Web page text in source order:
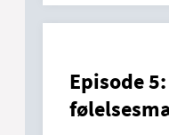
Episode